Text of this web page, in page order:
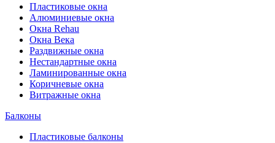
Пластиковые окна
Алюминиевые окна
Окна Rehau
Окна Века
Раздвижные окна
Нестандартные окна
Ламинированные окна
Коричневые окна
Витражные окна
Балконы
Пластиковые балконы